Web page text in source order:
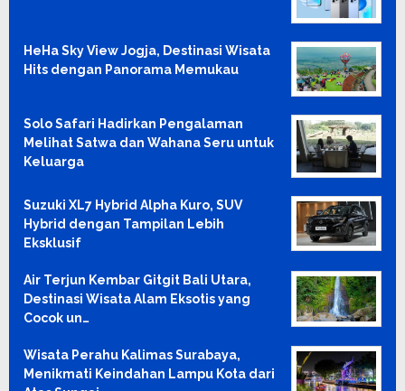
HeHa Sky View Jogja, Destinasi Wisata
Hits dengan Panorama Memukau
Solo Safari Hadirkan Pengalaman
Melihat Satwa dan Wahana Seru untuk
Keluarga
Suzuki XL7 Hybrid Alpha Kuro, SUV
Hybrid dengan Tampilan Lebih
Eksklusif
Air Terjun Kembar Gitgit Bali Utara,
Destinasi Wisata Alam Eksotis yang
Cocok un…
Wisata Perahu Kalimas Surabaya,
Menikmati Keindahan Lampu Kota dari